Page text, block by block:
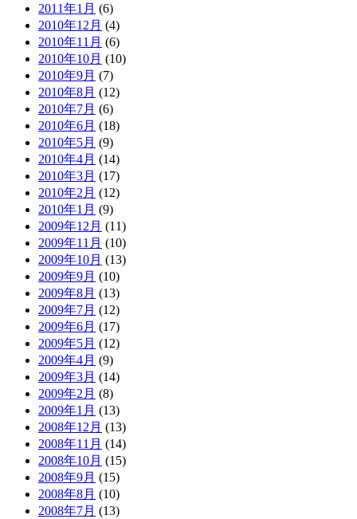
2011年1月 (6)
2010年12月 (4)
2010年11月 (6)
2010年10月 (10)
2010年9月 (7)
2010年8月 (12)
2010年7月 (6)
2010年6月 (18)
2010年5月 (9)
2010年4月 (14)
2010年3月 (17)
2010年2月 (12)
2010年1月 (9)
2009年12月 (11)
2009年11月 (10)
2009年10月 (13)
2009年9月 (10)
2009年8月 (13)
2009年7月 (12)
2009年6月 (17)
2009年5月 (12)
2009年4月 (9)
2009年3月 (14)
2009年2月 (8)
2009年1月 (13)
2008年12月 (13)
2008年11月 (14)
2008年10月 (15)
2008年9月 (15)
2008年8月 (10)
2008年7月 (13)